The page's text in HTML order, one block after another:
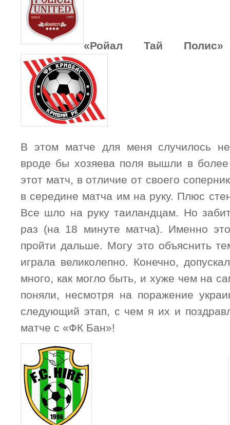
«Ройал Тай
В этом матче для меня случилось
вроде бы хозяева поля вышли в
этот матч, в отличие от своего
в середине матча им на руку. Плюс
Все шло на руку таиландцам. Но
раз (на 18 минуте матча). Именно
пройти дальше. Могу это объяснить
играла великолепно. Конечно,
много, как могло быть, и хуже чем на
поняли, несмотря на поражение
следующий этап, с чем я их и
матче с «ФК Бан»!